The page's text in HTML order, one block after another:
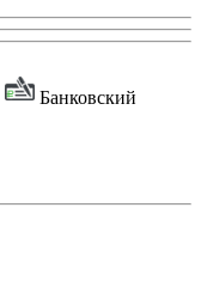
Банковский